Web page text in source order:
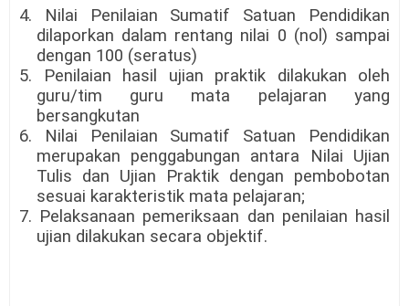
4. Nilai Penilaian Sumatif Satuan Pendidikan
dilaporkan dalam rentang nilai 0 (nol) sampai
dengan 100 (seratus)
5. Penilaian hasil ujian praktik dilakukan oleh
guru/tim guru mata pelajaran yang
bersangkutan
6. Nilai Penilaian Sumatif Satuan Pendidikan
merupakan penggabungan antara Nilai Ujian
Tulis dan Ujian Praktik dengan pembobotan
sesuai karakteristik mata pelajaran;
7. Pelaksanaan pemeriksaan dan penilaian hasil
ujian dilakukan secara objektif.